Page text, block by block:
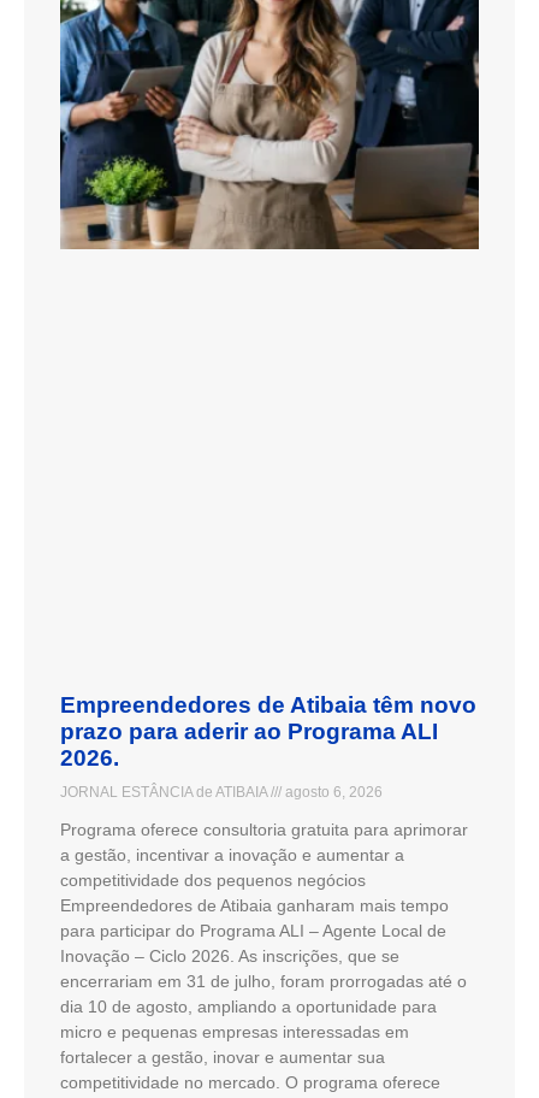
Empreendedores de Atibaia têm novo
prazo para aderir ao Programa ALI
2026.
JORNAL ESTÂNCIA de ATIBAIA agosto 6, 2026
Programa oferece consultoria gratuita para aprimorar
a gestão, incentivar a inovação e aumentar a
competitividade dos pequenos negócios
Empreendedores de Atibaia ganharam mais tempo
para participar do Programa ALI – Agente Local de
Inovação – Ciclo 2026. As inscrições, que se
encerrariam em 31 de julho, foram prorrogadas até o
dia 10 de agosto, ampliando a oportunidade para
micro e pequenas empresas interessadas em
fortalecer a gestão, inovar e aumentar sua
competitividade no mercado. O programa oferece